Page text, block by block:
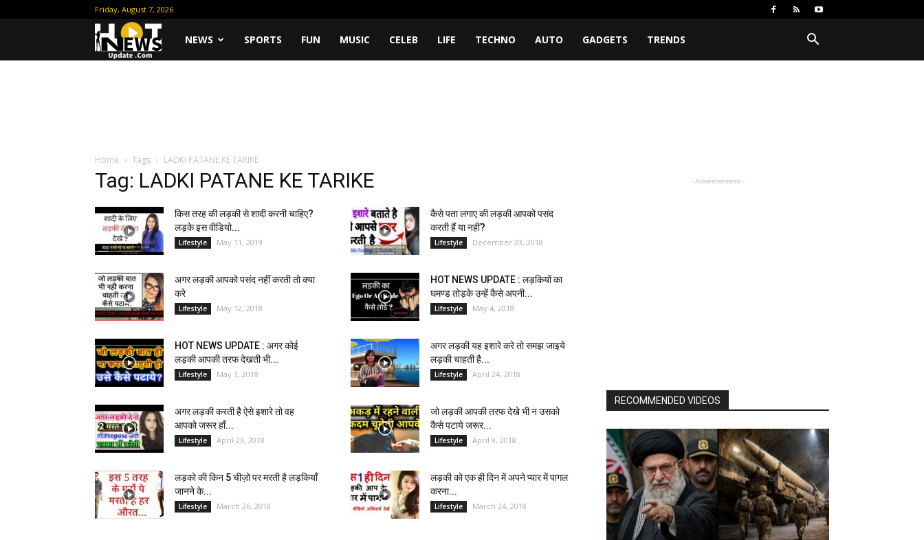
Friday, August 7, 2026
HotNEWS SPORTS FUN MUSIC CELEB LIFE TECHNO AUTO GADGETS TRENDS
Home Tags LADKI PATANE KE TARIKE
Tag: LADKI PATANE KE TARIKE
किस तरह की लड़की से शादी करनी चाहिए?
लड़के इस वीडियो...
Lifestyle May 11, 2019
कैसे पता लगाए की लड़की आपको पसंद
करती हैं या नहीं?
Lifestyle December 23, 2018
अगर लड़की आपको पसंद नहीं करती तो क्या
करे
Lifestyle May 12, 2018
HOT NEWS UPDATE : लड़कियों का
घमण्ड तोड़के उन्हें कैसे अपनी...
Lifestyle May 4, 2018
HOT NEWS UPDATE : अगर कोई
लड़की आपकी तरफ देखती भी...
Lifestyle May 3, 2018
अगर लड़की यह इशारे करे तो समझ जाइये
लड़की चाहती है...
Lifestyle April 24, 2018
अगर लड़की करती है ऐसे इशारे तो वह
आपको जरूर हाँ...
Lifestyle April 23, 2018
जो लड़की आपकी तरफ देखे भी न उसको
कैसे पटाये जरूर...
Lifestyle April 9, 2018
लड़को की किन 5 चीज़ो पर मरती है लड़कियाँ
जानने के...
Lifestyle March 26, 2018
लड़की को एक ही दिन में अपने प्यार में पागल
करना...
Lifestyle March 24, 2018
- Advertisement -
RECOMMENDED VIDEOS